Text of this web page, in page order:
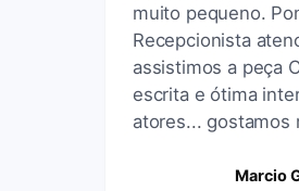
muito pequeno.
Recepcionista
assistimos a peça
escrita e ótima
atores... gostamos
Marcio